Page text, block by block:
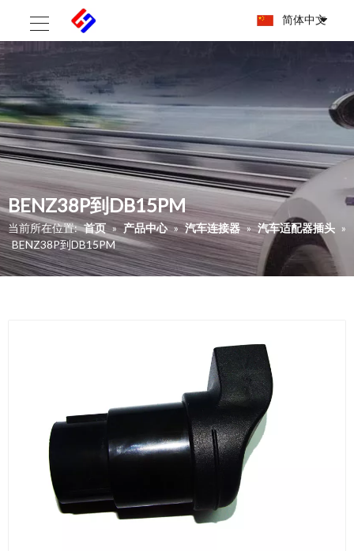
简体中文
BENZ38P到DB15PM
当前所在位置: 首页 » 产品中心 » 汽车连接器 » 汽车适配器插头 »
BENZ38P到DB15PM